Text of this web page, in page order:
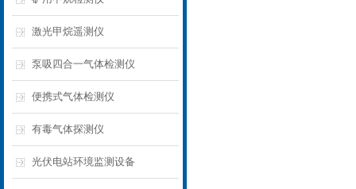
激光甲烷遥测仪
泵吸四合一气体检测仪
便携式气体检测仪
有毒气体探测仪
光伏电站环境监测设备